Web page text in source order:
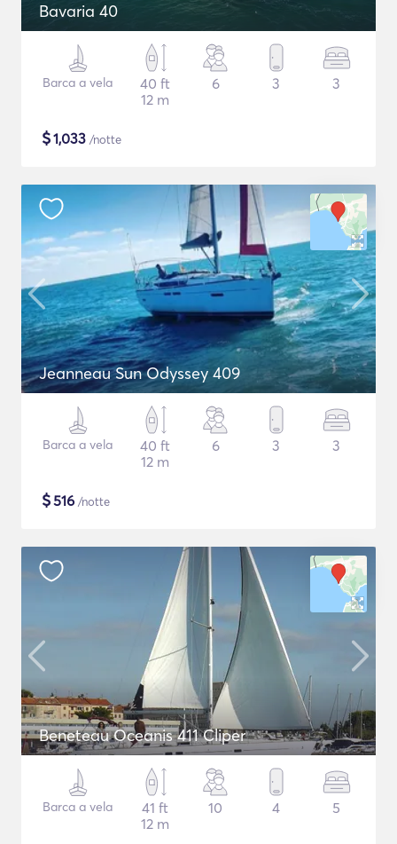
Bavaria 40
Barca a vela
40 ft
12 m
6 3 3
$1,033 /notte
Jeanneau Sun Odyssey 409
Barca a vela
40 ft
12 m
6 3 3
$516 /notte
Beneteau Oceanis 411 Cliper
Barca a vela
41 ft
12 m
10 4 5